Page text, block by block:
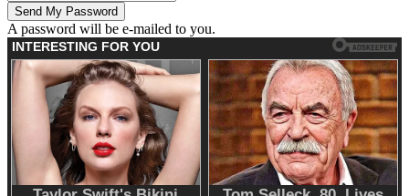
A password will be e-mailed to you.